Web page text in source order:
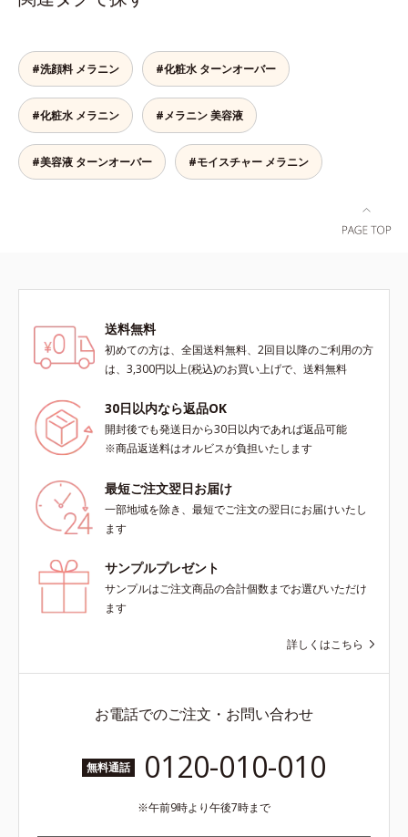
ラニンが肌の奥(*3)で詰まっている
を採用しました。ディープダイレク
ター（ヒメフウロエキス、スターフ
ルーツ葉エキス）が詰まりメラニン
の生成を抑制し、浸透(*4)パワーで
美白成分・速効性ビタミンC誘導体
などの成分をシミの元へ届けます。
みずみずしくスーッと浸透し後肌は
メラノサイト*4 角層まで
#洗顔料 メラニン #化粧水 ターンオーバー
#化粧水 メラニン #メラニン 美容液
#美容液 ターンオーバー #モイスチャー メラニン
送料無料
初めての方は、全国送料無料、2回目以降のご利用の方
は、3,300円以上(税込)のお買い上げで、送料無料
30日以内なら返品OK
開封後でも発送日から30日以内であれば返品可能
※商品返送料はオルビスが負担いたします
最短ご注文翌日お届け
一部地域を除き、最短でご注文の翌日にお届けいたし
ます
サンプルプレゼント
サンプルはご注文商品の合計個数までお選びいただけ
ます
詳しくはこちら
お電話でのご注文・お問い合わせ
無料通話 0120-010-010
午前9時より午後7時まで